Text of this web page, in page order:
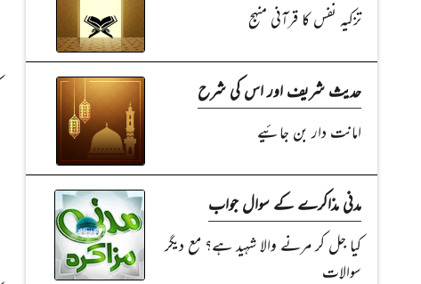
تزکیہ نفس کا قرآنی منہج
حدیث شریف اور اس کی شرح
امانت دار بن جائیے
مدنی مذاکرے کے سوال جواب
کیا جل کر مرنے والا شہید ہے؟ مع دیگر
سوالات